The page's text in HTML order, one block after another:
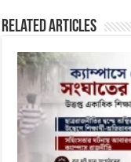
Related Articles